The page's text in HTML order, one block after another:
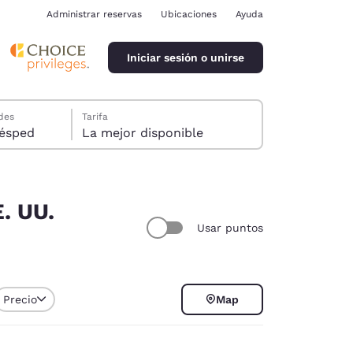
Administrar reservas Ubicaciones Ayuda
Iniciar sesión o unirse
1 huésped
Tarifa
La mejor disponible
UU.
Usar puntos
Precio Map